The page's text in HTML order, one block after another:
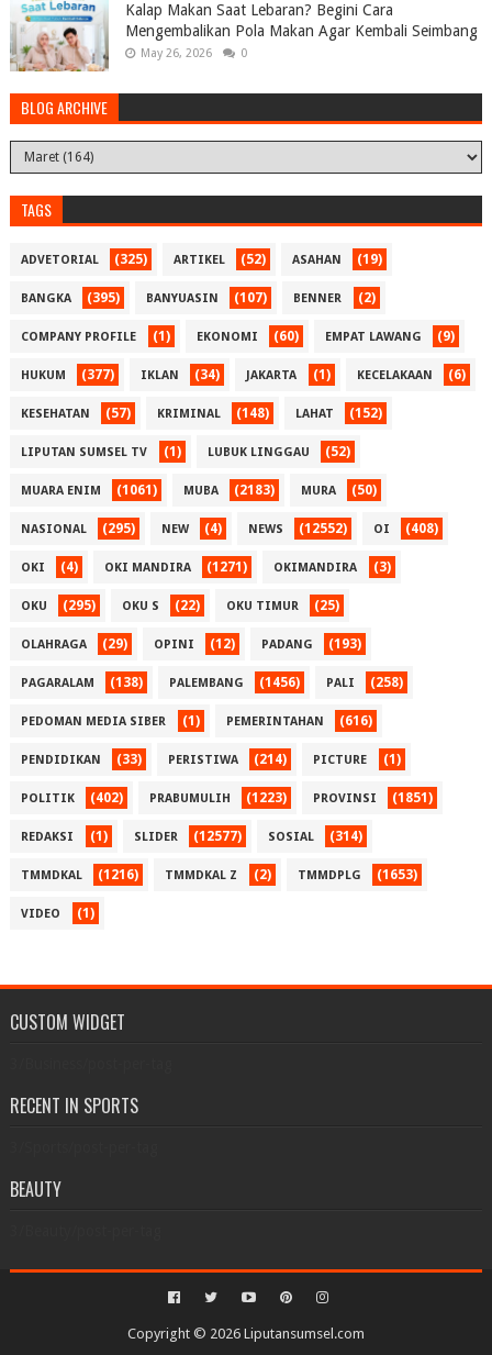
Kalap Makan Saat Lebaran? Begini Cara
Mengembalikan Pola Makan Agar Kembali Seimbang
May 26, 2026 0
BLOG ARCHIVE
TAGS
ADVETORIAL (325) ARTIKEL (52) ASAHAN (19)
BANGKA (395) BANYUASIN (107) BENNER (2)
COMPANY PROFILE (1) EKONOMI (60) EMPAT LAWANG (9)
HUKUM (377) IKLAN (34) JAKARTA (1) KECELAKAAN (6)
KESEHATAN (57) KRIMINAL (148) LAHAT (152)
LIPUTAN SUMSEL TV (1) LUBUK LINGGAU (52)
MUARA ENIM (1061) MUBA (2183) MURA (50)
NASIONAL (295) NEW (4) NEWS (12552) OI (408)
OKI (4) OKI MANDIRA (1271) OKIMANDIRA (3)
OKU (295) OKU S (22) OKU TIMUR (25)
OLAHRAGA (29) OPINI (12) PADANG (193)
PAGARALAM (138) PALEMBANG (1456) PALI (258)
PEDOMAN MEDIA SIBER (1) PEMERINTAHAN (616)
PENDIDIKAN (33) PERISTIWA (214) PICTURE (1)
POLITIK (402) PRABUMULIH (1223) PROVINSI (1851)
REDAKSI (1) SLIDER (12577) SOSIAL (314)
TMMDKAL (1216) TMMDKAL Z (2) TMMDPLG (1653)
VIDEO (1)
CUSTOM WIDGET
RECENT IN SPORTS
BEAUTY
Copyright © 2026 Liputansumsel.com